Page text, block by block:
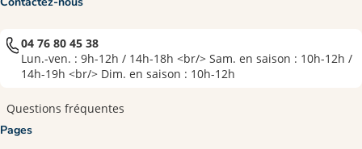
04 76 80 45 38
Lun.-ven. : 9h-12h / 14h-18h <br/> Sam. en saison : 10h-12h /
14h-19h <br/> Dim. en saison : 10h-12h
Questions fréquentes
Pages